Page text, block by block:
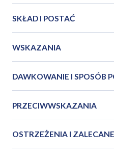
SKŁAD I POSTAĆ
WSKAZANIA
DAWKOWANIE I SPOSÓB
PRZECIWWSKAZANIA
OSTRZEŻENIA I